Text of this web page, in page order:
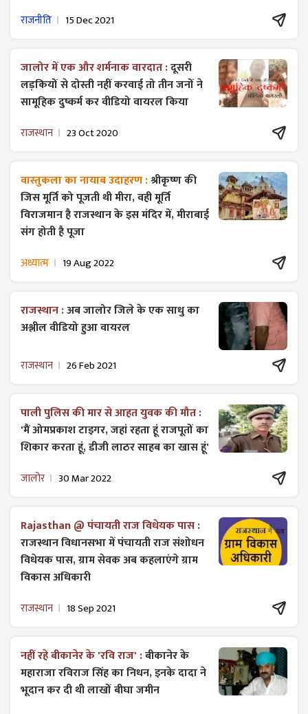
राजनीति 15 Dec 2021
जालोर में एक और शर्मनाक वारदात :दूसरी
लड़कियों से दोस्ती नहीं करवाई तो तीन जनों ने
सामूहिक दुष्कर्म कर वीडियो वायरल किया
राजस्थान 23 Oct 2020
वास्तुकला का नायाब उदाहरण :श्रीकृष्ण की
जिस मूर्ति को पूजती थी मीरा, वही मूर्ति
विराजमान है राजस्थान के इस मंदिर में, मीराबाई
संग होती है पूजा
अध्यात्म 19 Aug 2022
राजस्थान :अब जालोर जिले के एक साधु का
अश्लील वीडियो हुआ वायरल
राजस्थान 26 Feb 2021
पाली पुलिस की मार से आहत युवक की मौत :
'मैं ओमप्रकाश टाइगर, जहां रहता हूं राजपूतों का
शिकार करता हूं, डीजी लाठर साहब का खास हूं'
जालोर 30 Mar 2022
Rajasthan @ पंचायती राज विधेयक पास :
राजस्थान विधानसभा में पंचायती राज ​संशोधन
विधेयक पास, ग्राम सेवक अब कहलाएंगे ग्राम
विकास अधिकारी
राजस्थान 18 Sep 2021
नहीं रहे बीकानेर के 'रवि राज' :बीकानेर के
महाराजा रविराज सिंह का निधन, इनके दादा ने
भूदान कर दी थी लाखों बीघा जमीन